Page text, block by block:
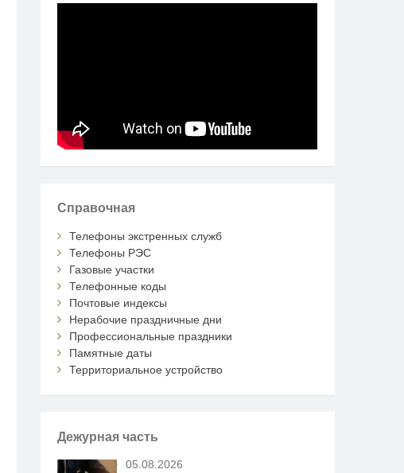
Справочная
Телефоны экстренных служб
Телефоны РЭС
Газовые участки
Телефонные коды
Почтовые индексы
Нерабочие праздничные дни
Профессиональные праздники
Памятные даты
Территориальное устройство
Дежурная часть
05.08.2026